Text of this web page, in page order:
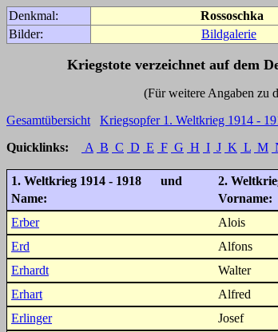
Denkmal: Rossoschka
Bilder:
Bildgalerie
Kriegstote verzeichnet auf dem
(Für weitere Angaben zu den
Gesamtübersicht
Kriegsopfer 1. Weltkrieg 1914 -
Quicklinks:
A B C D E F G H I J K L M
1. Weltkrieg 1914 - 1918 und
2.
Name:
Vorname:
Erber
Alois
Erd
Alfons
Erhardt
Walter
Erhart
Alfred
Erlinger
Josef